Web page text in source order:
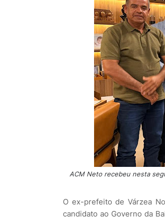
ACM Neto recebeu nesta
O ex-prefeito de Várzea
candidato ao Governo da